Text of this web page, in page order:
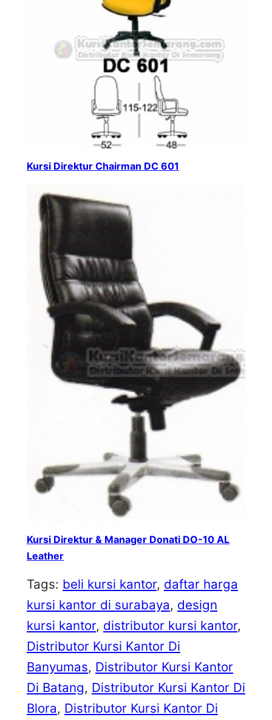
Kursi Direktur Chairman DC 601
Kursi Direktur & Manager Donati DO-10 AL
Leather
Tags: beli kursi kantor, daftar harga
kursi kantor di surabaya, design
kursi kantor, distributor kursi kantor
Distributor Kursi Kantor Di
Banyumas, Distributor Kursi Kantor
Di Batang, Distributor Kursi Kantor Di
Blora, Distributor Kursi Kantor Di